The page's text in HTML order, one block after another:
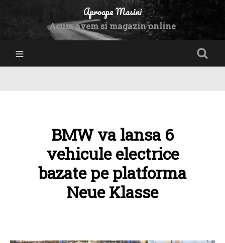
Aproape Masini
Acum avem si magazin online
BMW va lansa 6
vehicule electrice
bazate pe platforma
Neue Klasse